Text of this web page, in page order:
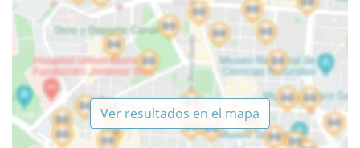
Ver resultados en el mapa